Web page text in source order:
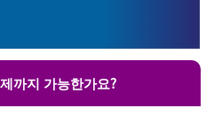
까지 가능한가요?